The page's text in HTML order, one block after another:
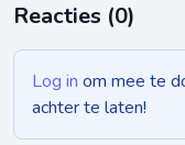
Reacties (0)
Log in om mee te
achter te laten!